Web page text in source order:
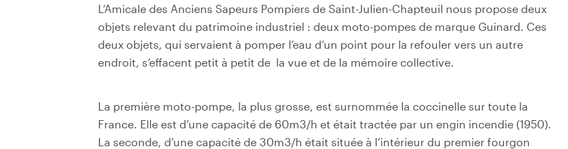
L’Amicale des Anciens Sapeurs Pompiers de Saint-Julien-Chapteuil nous propose deux
objets relevant du patrimoine industriel : deux moto-pompes de marque Guinard. Ces
deux objets, qui servaient à pomper l’eau d’un point pour la refouler vers un autre
endroit, s’effacent petit à petit de la vue et de la mémoire collective.
La première moto-pompe, la plus grosse, est surnommée la coccinelle sur toute la
France. Elle est d’une capacité de 60m3/h et était tractée par un engin incendie (1950).
La seconde, d’une capacité de 30m3/h était située à l’intérieur du premier fourgon